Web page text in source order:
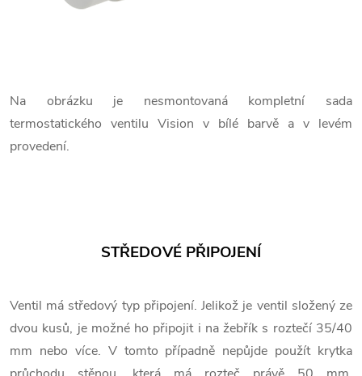
Na obrázku je nesmontovaná kompletní sada
termostatického ventilu Vision v bílé barvě a v levém
provedení.
STŘEDOVÉ PŘIPOJENÍ
Ventil má středový typ připojení. Jelikož je ventil složený ze
dvou kusů, je možné ho připojit i na žebřík s roztečí 35/40
mm nebo více. V tomto případně nepůjde použít krytka